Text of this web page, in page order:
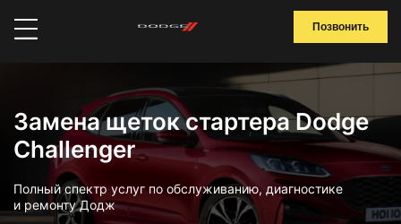
Позвонить
Замена щеток стартера Dodge
Challenger
Полный спектр услуг по обслуживанию, диагностике
и ремонту Додж